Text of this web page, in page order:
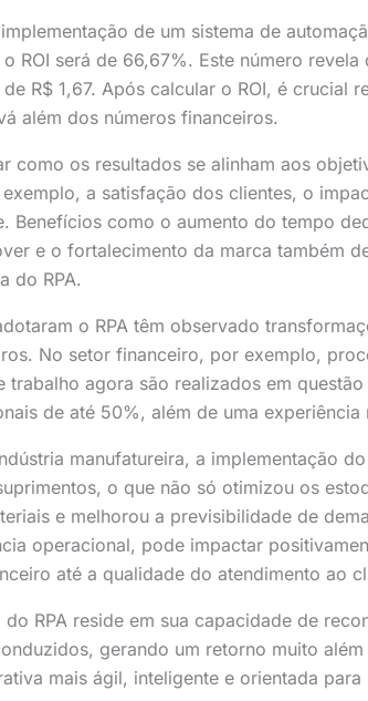
de um sistema de
ROI será de 66,67%. Este número
R$ 1,67. Após calcular o ROI, é crucial
além dos números financeiros.
como os resultados se alinham aos
a satisfação dos clientes, o
Benefícios como o aumento do tempo
e o fortalecimento da marca também
do RPA.
o RPA têm observado
No setor financeiro, por exemplo,
trabalho agora são realizados em
de até 50%, além de uma
manufatureira, a implementação
o que não só otimizou os
e melhorou a previsibilidade de
operacional, pode impactar
até a qualidade do atendimento ao
RPA reside em sua capacidade de
gerando um retorno muito
mais ágil, inteligente e orientada para